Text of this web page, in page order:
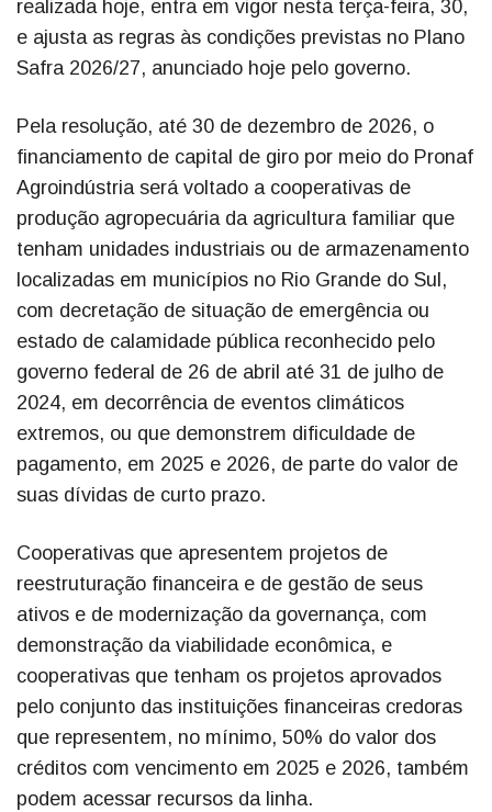
realizada hoje, entra em vigor nesta terça-feira, 30,
e ajusta as regras às condições previstas no Plano
Safra 2026/27, anunciado hoje pelo governo.
Pela resolução, até 30 de dezembro de 2026, o
financiamento de capital de giro por meio do Pronaf
Agroindústria será voltado a cooperativas de
produção agropecuária da agricultura familiar que
tenham unidades industriais ou de armazenamento
localizadas em municípios no Rio Grande do Sul,
com decretação de situação de emergência ou
estado de calamidade pública reconhecido pelo
governo federal de 26 de abril até 31 de julho de
2024, em decorrência de eventos climáticos
extremos, ou que demonstrem dificuldade de
pagamento, em 2025 e 2026, de parte do valor de
suas dívidas de curto prazo.
Cooperativas que apresentem projetos de
reestruturação financeira e de gestão de seus
ativos e de modernização da governança, com
demonstração da viabilidade econômica, e
cooperativas que tenham os projetos aprovados
pelo conjunto das instituições financeiras credoras
que representem, no mínimo, 50% do valor dos
créditos com vencimento em 2025 e 2026, também
podem acessar recursos da linha.